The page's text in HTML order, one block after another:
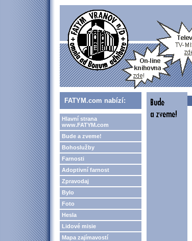
FATYM.com nabízí:
Hlavní strana
www.FATYM.com
Bude a zveme!
Bohoslužby
Farnosti
Adoptivní farnost
Zpravodaj
Bylo
Foto
Hesla
Lidové misie
Mapa zajímavostí